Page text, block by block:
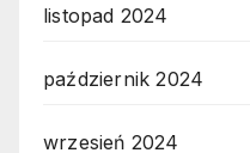
listopad 2024
październik 2024
wrzesień 2024